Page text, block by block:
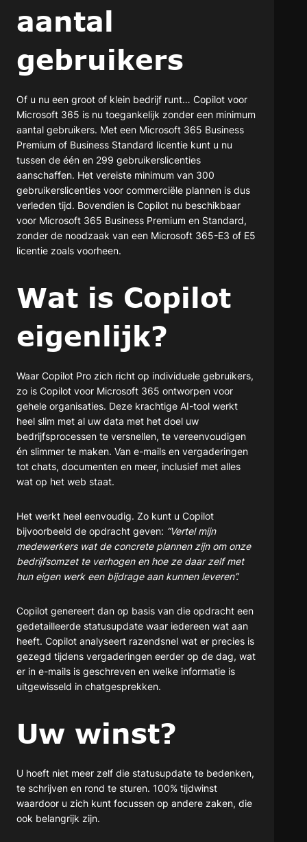
aantal
gebruikers
Of u nu een groot of klein bedrijf runt… Copilot voor
Microsoft 365 is nu toegankelijk zonder een minimum
aantal gebruikers. Met een Microsoft 365 Business
Premium of Business Standard licentie kunt u nu
tussen de één en 299 gebruikerslicenties
aanschaffen. Het vereiste minimum van 300
gebruikerslicenties voor commerciële plannen is dus
verleden tijd. Bovendien is Copilot nu beschikbaar
voor Microsoft 365 Business Premium en Standard,
zonder de noodzaak van een Microsoft 365-E3 of E5
licentie zoals voorheen.
Wat is Copilot
eigenlijk?
Waar Copilot Pro zich richt op individuele gebruikers,
zo is Copilot voor Microsoft 365 ontworpen voor
gehele organisaties. Deze krachtige AI-tool werkt
heel slim met al uw data met het doel uw
bedrijfsprocessen te versnellen, te vereenvoudigen
én slimmer te maken. Van e-mails en vergaderingen
tot chats, documenten en meer, inclusief met alles
wat op het web staat.
Het werkt heel eenvoudig. Zo kunt u Copilot
bijvoorbeeld de opdracht geven: “Vertel mijn
medewerkers wat de concrete plannen zijn om onze
bedrijfsomzet te verhogen en hoe ze daar zelf met
hun eigen werk een bijdrage aan kunnen leveren”.
Copilot genereert dan op basis van die opdracht een
gedetailleerde statusupdate waar iedereen wat aan
heeft. Copilot analyseert razendsnel wat er precies is
gezegd tijdens vergaderingen eerder op de dag, wat
er in e-mails is geschreven en welke informatie is
uitgewisseld in chatgesprekken.
Uw winst?
U hoeft niet meer zelf die statusupdate te bedenken,
te schrijven en rond te sturen. 100% tijdwinst
waardoor u zich kunt focussen op andere zaken, die
ook belangrijk zijn.